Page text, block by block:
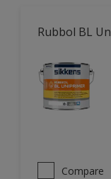
Rubbol BL
Compare